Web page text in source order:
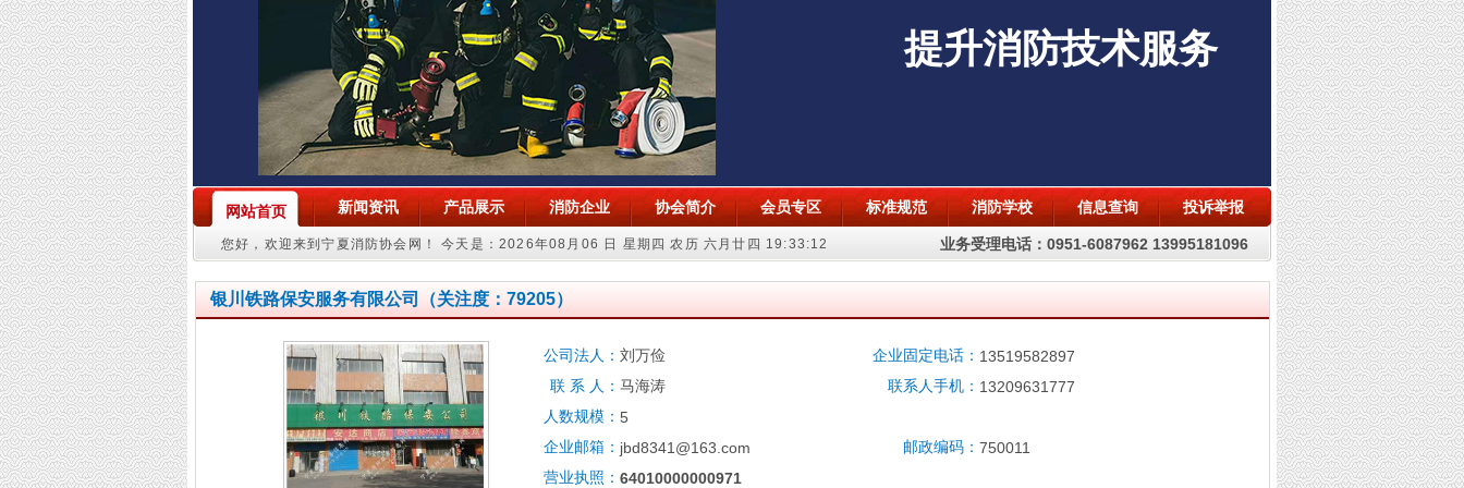
提升消防技术服务
网站首页 新闻资讯 产品展示 消防企业 协会简介 会员专区 标准规范 消防学校 信息查询 投诉举报
您好，欢迎来到宁夏消防协会网！今天是：2026年08月06 日 星期四 农历 六月廿四 19:33:12 业务受理电话：0951-6087962 13995181096
银川铁路保安服务有限公司 （关注度：79205）
公司法人： 刘万俭 企业固定电话： 13519582897
联 系 人： 马海涛 联系人手机： 13209631777
人数规模： 5
企业邮箱： jbd8341@163.com 邮政编码： 750011
营业执照： 64010000000971